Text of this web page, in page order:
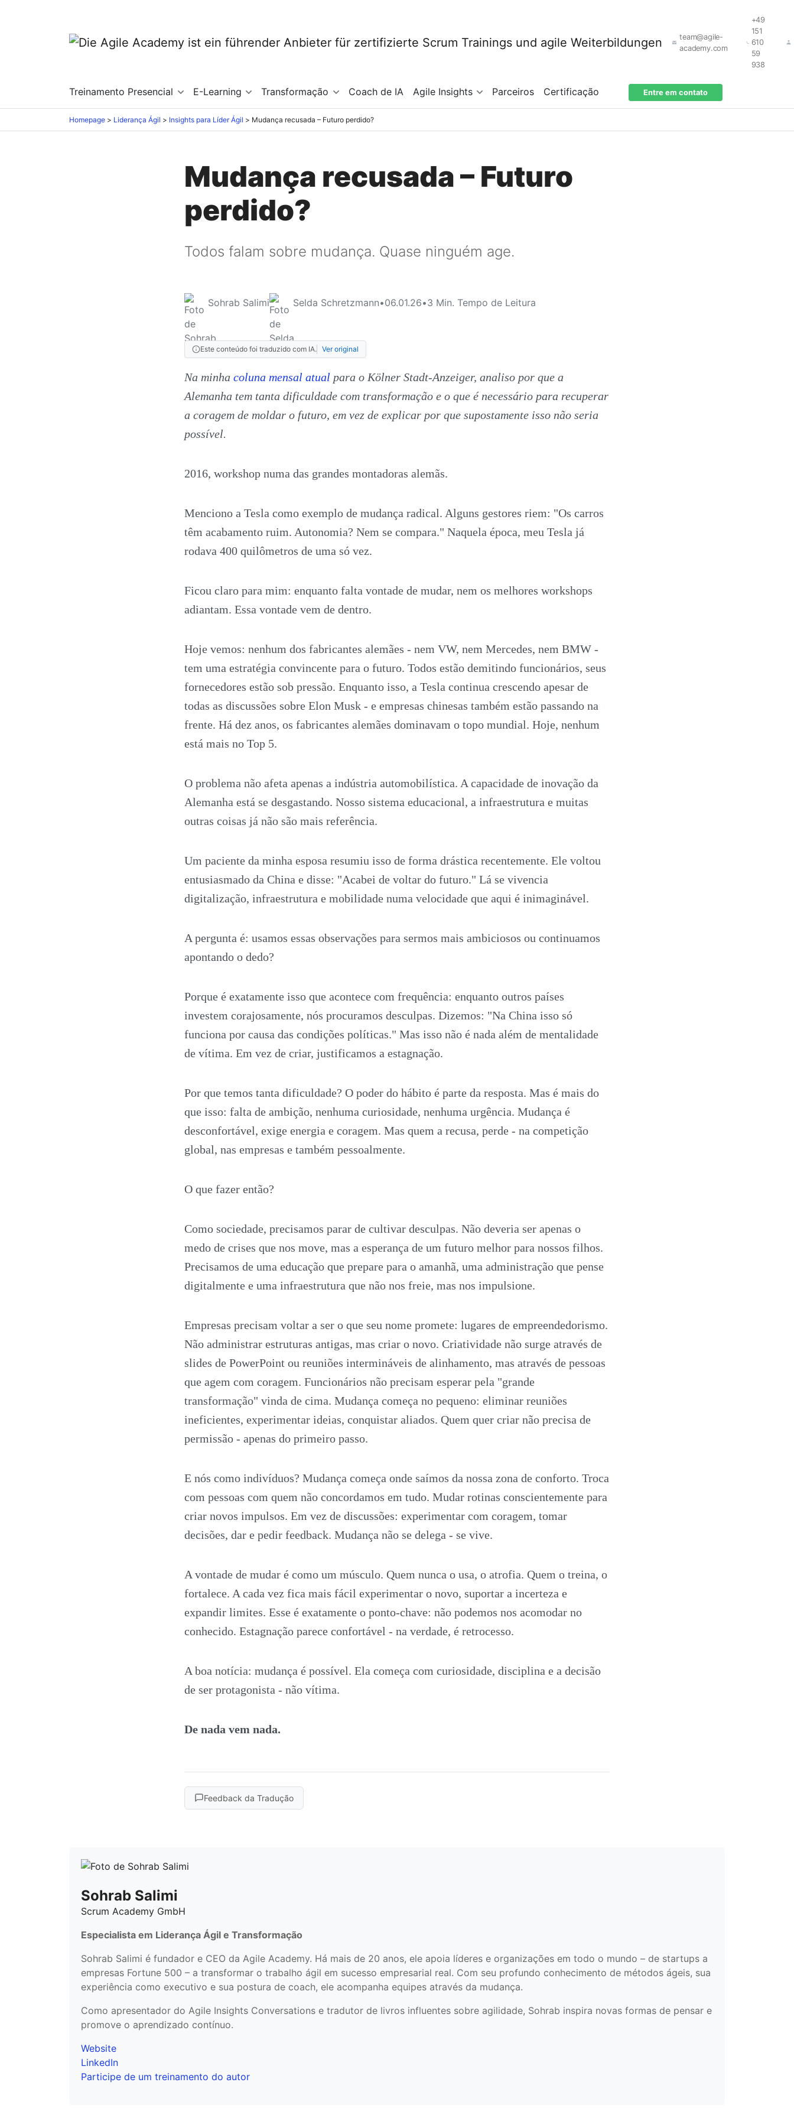
team@agile-
academy.com
+49
151
610
59
938
Treinamento Presencial E-Learning Transformação Coach de IA Agile Insights Parceiros Certificação Entre em contato
Homepage Liderança Ágil Insights para Líder Ágil Mudança recusada – Futuro perdido?
Mudança recusada – Futuro
perdido?
Todos falam sobre mudança. Quase ninguém age.
Sohrab Salimi Selda Schretzmann•06.01.26•3 Min. Tempo de Leitura
Este conteúdo foi traduzido com IA. Ver original
Na minha coluna mensal atual para o Kölner Stadt-Anzeiger, analiso por que a
Alemanha tem tanta dificuldade com transformação e o que é necessário para recuperar
a coragem de moldar o futuro, em vez de explicar por que supostamente isso não seria
possível.
2016, workshop numa das grandes montadoras alemãs.
Menciono a Tesla como exemplo de mudança radical. Alguns gestores riem: "Os carros
têm acabamento ruim. Autonomia? Nem se compara." Naquela época, meu Tesla já
rodava 400 quilômetros de uma só vez.
Ficou claro para mim: enquanto falta vontade de mudar, nem os melhores workshops
adiantam. Essa vontade vem de dentro.
Hoje vemos: nenhum dos fabricantes alemães - nem VW, nem Mercedes, nem BMW -
tem uma estratégia convincente para o futuro. Todos estão demitindo funcionários, seus
fornecedores estão sob pressão. Enquanto isso, a Tesla continua crescendo apesar de
todas as discussões sobre Elon Musk - e empresas chinesas também estão passando na
frente. Há dez anos, os fabricantes alemães dominavam o topo mundial. Hoje, nenhum
está mais no Top 5.
O problema não afeta apenas a indústria automobilística. A capacidade de inovação da
Alemanha está se desgastando. Nosso sistema educacional, a infraestrutura e muitas
outras coisas já não são mais referência.
Um paciente da minha esposa resumiu isso de forma drástica recentemente. Ele voltou
entusiasmado da China e disse: "Acabei de voltar do futuro." Lá se vivencia
digitalização, infraestrutura e mobilidade numa velocidade que aqui é inimaginável.
A pergunta é: usamos essas observações para sermos mais ambiciosos ou continuamos
apontando o dedo?
Porque é exatamente isso que acontece com frequência: enquanto outros países
investem corajosamente, nós procuramos desculpas. Dizemos: "Na China isso só
funciona por causa das condições políticas." Mas isso não é nada além de mentalidade
de vítima. Em vez de criar, justificamos a estagnação.
Por que temos tanta dificuldade? O poder do hábito é parte da resposta. Mas é mais do
que isso: falta de ambição, nenhuma curiosidade, nenhuma urgência. Mudança é
desconfortável, exige energia e coragem. Mas quem a recusa, perde - na competição
global, nas empresas e também pessoalmente.
O que fazer então?
Como sociedade, precisamos parar de cultivar desculpas. Não deveria ser apenas o
medo de crises que nos move, mas a esperança de um futuro melhor para nossos filhos.
Precisamos de uma educação que prepare para o amanhã, uma administração que pense
digitalmente e uma infraestrutura que não nos freie, mas nos impulsione.
Empresas precisam voltar a ser o que seu nome promete: lugares de empreendedorismo.
Não administrar estruturas antigas, mas criar o novo. Criatividade não surge através de
slides de PowerPoint ou reuniões intermináveis de alinhamento, mas através de pessoas
que agem com coragem. Funcionários não precisam esperar pela "grande
transformação" vinda de cima. Mudança começa no pequeno: eliminar reuniões
ineficientes, experimentar ideias, conquistar aliados. Quem quer criar não precisa de
permissão - apenas do primeiro passo.
E nós como indivíduos? Mudança começa onde saímos da nossa zona de conforto. Troca
com pessoas com quem não concordamos em tudo. Mudar rotinas conscientemente para
criar novos impulsos. Em vez de discussões: experimentar com coragem, tomar
decisões, dar e pedir feedback. Mudança não se delega - se vive.
A vontade de mudar é como um músculo. Quem nunca o usa, o atrofia. Quem o treina, o
fortalece. A cada vez fica mais fácil experimentar o novo, suportar a incerteza e
expandir limites. Esse é exatamente o ponto-chave: não podemos nos acomodar no
conhecido. Estagnação parece confortável - na verdade, é retrocesso.
A boa notícia: mudança é possível. Ela começa com curiosidade, disciplina e a decisão
de ser protagonista - não vítima.
De nada vem nada.
Feedback da Tradução
Sohrab Salimi
Scrum Academy GmbH
Especialista em Liderança Ágil e Transformação
Sohrab Salimi é fundador e CEO da Agile Academy. Há mais de 20 anos, ele apoia líderes e organizações em todo o mundo – de startups a
empresas Fortune 500 – a transformar o trabalho ágil em sucesso empresarial real. Com seu profundo conhecimento de métodos ágeis, sua
experiência como executivo e sua postura de coach, ele acompanha equipes através da mudança.
Como apresentador do Agile Insights Conversations e tradutor de livros influentes sobre agilidade, Sohrab inspira novas formas de pensar e
promove o aprendizado contínuo.
Website
LinkedIn
Participe de um treinamento do autor